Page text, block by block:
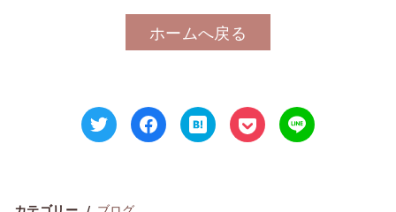
ホームへ戻る